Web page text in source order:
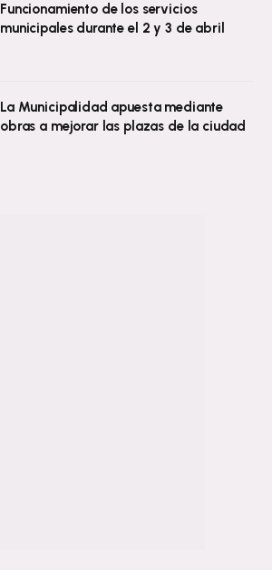
Funcionamiento de los servicios
municipales durante el 2 y 3 de abril
La Municipalidad apuesta mediante
obras a mejorar las plazas de la ciudad